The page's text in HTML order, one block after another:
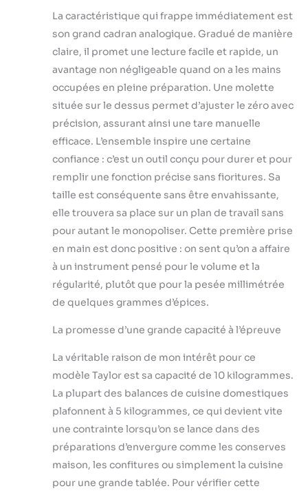
La caractéristique qui frappe immédiatement est
son grand cadran analogique. Gradué de manière
claire, il promet une lecture facile et rapide, un
avantage non négligeable quand on a les mains
occupées en pleine préparation. Une molette
située sur le dessus permet d’ajuster le zéro avec
précision, assurant ainsi une tare manuelle
efficace. L’ensemble inspire une certaine
confiance : c’est un outil conçu pour durer et pour
remplir une fonction précise sans fioritures. Sa
taille est conséquente sans être envahissante,
elle trouvera sa place sur un plan de travail sans
pour autant le monopoliser. Cette première prise
en main est donc positive : on sent qu’on a affaire
à un instrument pensé pour le volume et la
régularité, plutôt que pour la pesée millimétrée
de quelques grammes d’épices.
La promesse d’une grande capacité à l’épreuve
La véritable raison de mon intérêt pour ce
modèle Taylor est sa capacité de 10 kilogrammes.
La plupart des balances de cuisine domestiques
plafonnent à 5 kilogrammes, ce qui devient vite
une contrainte lorsqu’on se lance dans des
préparations d’envergure comme les conserves
maison, les confitures ou simplement la cuisine
pour une grande tablée. Pour vérifier cette